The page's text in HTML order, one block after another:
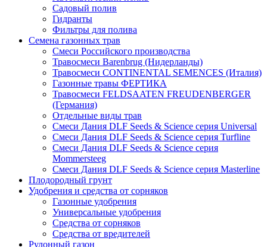
Садовый полив
Гидранты
Фильтры для полива
Семена газонных трав
Смеси Российского производства
Травосмеси Barenbrug (Нидерланды)
Травосмеси CONTINENTAL SEMENCES (Италия)
Газонные травы ФЕРТИКА
Травосмеси FELDSAATEN FREUDENBERGER
(Германия)
Отдельные виды трав
Смеси Дания DLF Seeds & Sciеnce серия Universal
Смеси Дания DLF Seeds & Sciеnce серия Turfline
Смеси Дания DLF Seeds & Sciеnce серия
Mommersteeg
Смеси Дания DLF Seeds & Sciеnce серия Masterline
Плодородный грунт
Удобрения и средства от сорняков
Газонные удобрения
Универсальные удобрения
Средства от сорняков
Средства от вредителей
Рулонный газон